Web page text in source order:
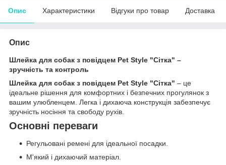
Опис Характеристики Відгуки про товар Доставка
Опис
Шлейка для собак з повідцем Pet Style "Сітка" –
зручність та контроль
Шлейка для собак з повідцем Pet Style "Сітка" – це
ідеальне рішення для комфортних і безпечних прогулянок з
вашим улюбленцем. Легка і дихаюча конструкція забезпечує
зручність носіння та свободу рухів.
Основні переваги
Регульовані ремені для ідеальної посадки.
М'який і дихаючий матеріал.